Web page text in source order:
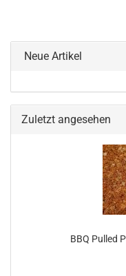
Neue Artikel
Zuletzt angesehen
BBQ Pulled